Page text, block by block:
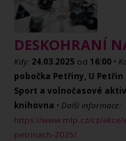
DESKOHRANÍ
Kdy: 24.03.2025 od 16:00 •
pobočka Petřiny, U Petřin
Sport a volnočasové
knihovna • Další informace:
https://www.mlp.cz/cz/
petrinach-2025/